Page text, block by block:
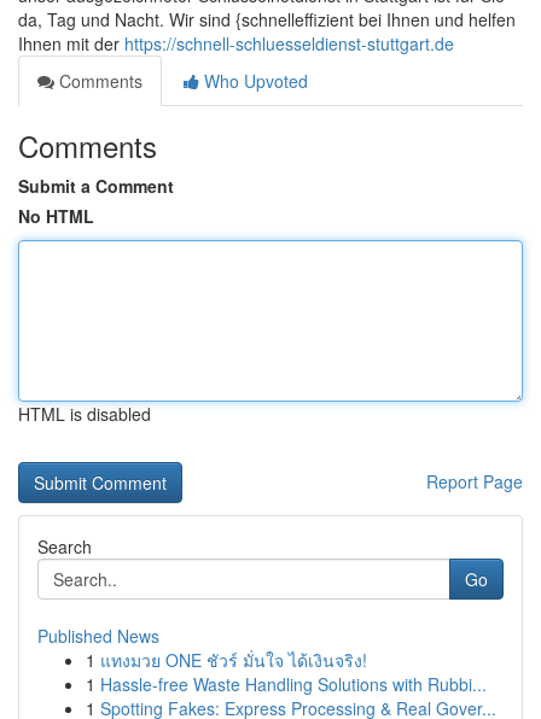
da, Tag und Nacht. Wir sind {schnelleffizient bei Ihnen und helfen
Ihnen mit der https://schnell-schluesseldienst-stuttgart.de
Comments
Who Upvoted
Comments
Submit a Comment
No HTML
HTML is disabled
Report Page
Search
Go
Published News
1 แทงมวย ONE ชัวร์ มั่นใจ ได้เงินจริง!
1 Hassle-free Waste Handling Solutions with Rubbi...
1 Spotting Fakes: Express Processing & Real Gover...